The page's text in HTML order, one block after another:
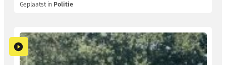
Geplaatst in Politie